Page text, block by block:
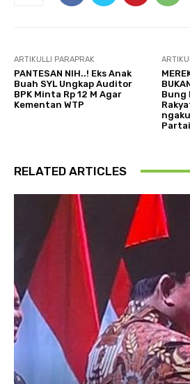
ARTIKULLI PARAPRAK
PANTESAN NIH..! Eks Anak
Buah SYL Ungkap Auditor
BPK Minta Rp 12 M Agar
Kementan WTP
Bung
Partai
RELATED ARTICLES